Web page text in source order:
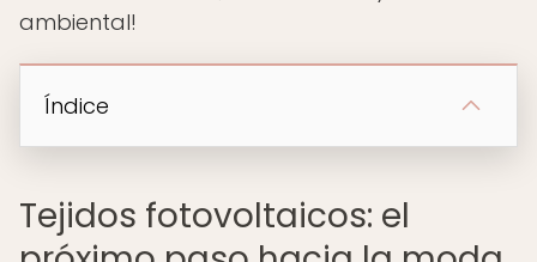
ambiental!
Índice
Tejidos fotovoltaicos: el